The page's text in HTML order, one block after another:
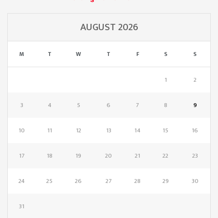
AUGUST 2026
M T W T F S S
1 2
3 4 5 6 7 8 9
10 11 12 13 14 15 16
17 18 19 20 21 22 23
24 25 26 27 28 29 30
31